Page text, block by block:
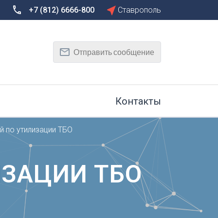
Тамбов
Тюмень
Улан-Удэ
Ульяновск
Уфа
+7 (812) 6666-800 Ставрополь
Отправить сообщение
Контакты
по утилизации ТБО
ТБО